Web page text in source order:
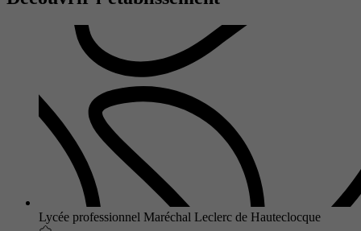
Lycée professionnel Maréchal Leclerc de Hauteclocque